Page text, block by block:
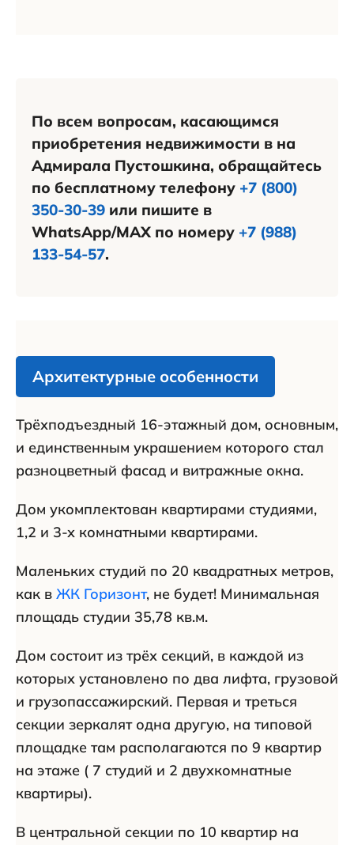
По всем вопросам, касающимся
приобретения недвижимости в на
Адмирала Пустошкина, обращайтесь
по бесплатному телефону +7 (800)
350-30-39 или пишите в
WhatsApp/MAX по номеру +7 (988)
133-54-57.
Архитектурные особенности
Трёхподъездный 16-этажный дом, основным,
и единственным украшением которого стал
разноцветный фасад и витражные окна.
Дом укомплектован квартирами студиями,
1,2 и 3-х комнатными квартирами.
Маленьких студий по 20 квадратных метров,
как в ЖК Горизонт, не будет! Минимальная
площадь студии 35,78 кв.м.
Дом состоит из трёх секций, в каждой из
которых установлено по два лифта, грузовой
и грузопассажирский. Первая и треться
секции зеркалят одна другую, на типовой
площадке там располагаются по 9 квартир
на этаже ( 7 студий и 2 двухкомнатные
квартиры).
В центральной секции по 10 квартир на